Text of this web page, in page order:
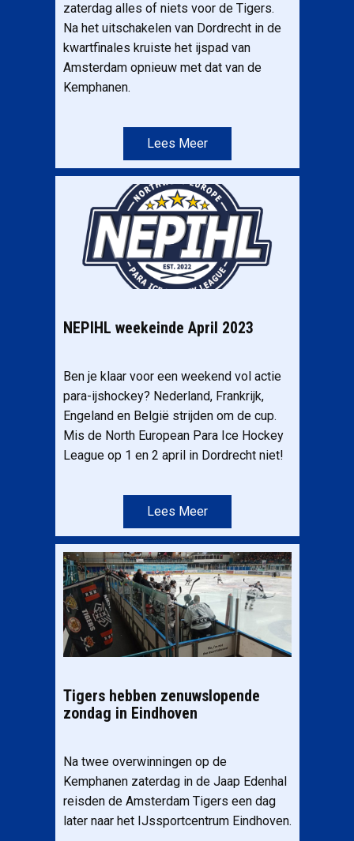
zaterdag alles of niets voor de Tigers.
Na het uitschakelen van Dordrecht in de
kwartfinales kruiste het ijspad van
Amsterdam opnieuw met dat van de
Kemphanen.
Lees Meer
NEPIHL weekeinde April 2023
Ben je klaar voor een weekend vol actie
para-ijshockey? Nederland, Frankrijk,
Engeland en België strijden om de cup.
Mis de North European Para Ice Hockey
League op 1 en 2 april in Dordrecht niet!
Lees Meer
Tigers hebben zenuwslopende
zondag in Eindhoven
Na twee overwinningen op de
Kemphanen zaterdag in de Jaap Edenhal
reisden de Amsterdam Tigers een dag
later naar het IJssportcentrum Eindhoven.